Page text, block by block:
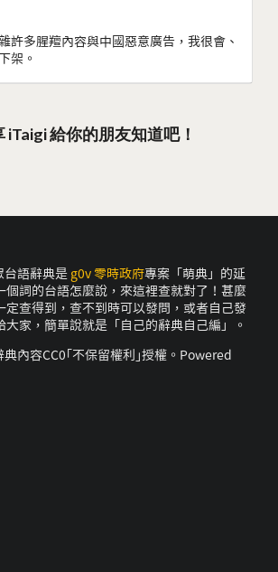
許多腥羶內容與中國惡意廣告，我很會、
架。
iTaigi 給你的朋友知道吧！
語辭典是 g0v 零時政府專案「萌典」的延
個詞的台語怎麼說，來這裡查就對了！甚麼
定查得到，查不到時可以發問，或者自己發
大家，簡單說就是「自己的辭典自己編」。
典內容CC0｢不保留權利｣授權。Powered